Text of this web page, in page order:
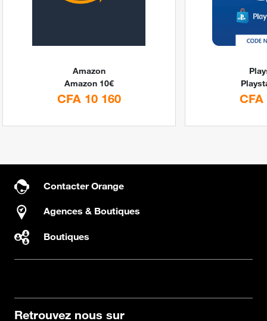
Amazon
Amazon 10€
CFA 10 160 CFA
Contacter Orange
Agences & Boutiques
Boutiques
Retrouvez nous sur